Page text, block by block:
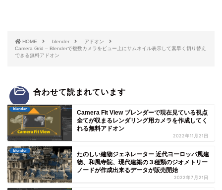
HOME blender
アドオン
Camera Grid – Blenderで複数カメラをビュー上にサムネイル表示して素早く切り替え
できる無料アドオン
合わせて読まれています
blender
Camera Fit View ブレンダーで現在見ている視点
全てが収まるレンダリング用カメラを作成してく
れる無料アドオン
2022年11月21日
blender
たのしい建物ジェネレーター 近代ヨーロッパ風建
物、和風寺院、現代建築の３種類のジオメトリー
ノードが作成出来るデータが販売開始
2022年7月21日